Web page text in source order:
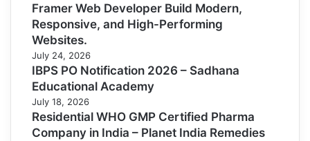
Framer Web Developer Build Modern,
Responsive, and High-Performing
Websites.
July 24, 2026
IBPS PO Notification 2026 – Sadhana
Educational Academy
July 18, 2026
Residential WHO GMP Certified Pharma
Company in India – Planet India Remedies